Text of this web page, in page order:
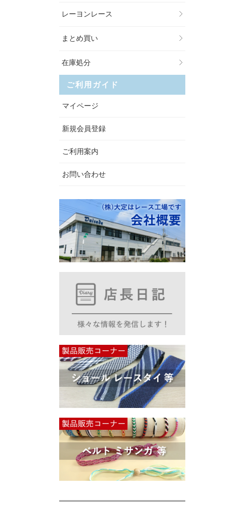
レーヨンレース
まとめ買い
在庫処分
ご利用ガイド
マイページ
新規会員登録
ご利用案内
お問い合わせ